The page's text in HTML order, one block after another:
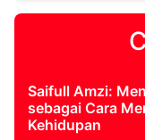
Saifull Amzi:
sebagai Cara
Kehidupan